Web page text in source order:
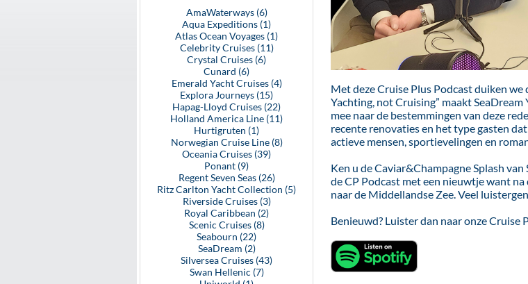
AmaWaterways (6)
Aqua Expeditions (1)
Atlas Ocean Voyages (1)
Celebrity Cruises (11)
Crystal Cruises (6)
Cunard (6)
Emerald Yacht Cruises (4)
Explora Journeys (15)
Hapag-Lloyd Cruises (22)
Holland America Line (11)
Hurtigruten (1)
Norwegian Cruise Line (8)
Oceania Cruises (39)
Ponant (9)
Regent Seven Seas (26)
Ritz Carlton Yacht Collection (5)
Riverside Cruises (3)
Royal Caribbean (2)
Scenic Cruises (8)
Seabourn (22)
SeaDream (2)
Silversea Cruises (43)
Swan Hellenic (7)
Met deze Cruise Plus Podcast duiken we
Yachting, not Cruising” maakt
mee naar de bestemmingen van deze
recente renovaties en het type gasten
actieve mensen, sportievelingen en
Ken u de Caviar&Champagne Splash
de CP Podcast met een nieuwtje want
naar de Middellandse Zee. Veel
Benieuwd? Luister dan naar onze Cruise